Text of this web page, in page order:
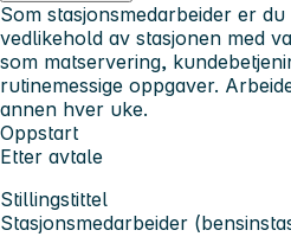
Som stasjonsmedarbeider er
vedlikehold av stasjonen med
som matservering,
rutinemessige oppgaver.
annen hver uke.
Oppstart
Etter avtale
Stillingstittel
Stasjonsmedarbeider